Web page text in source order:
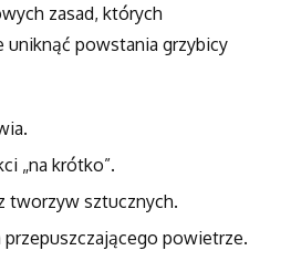
zasad, których
uniknąć powstania grzybicy
„na krótko”.
tworzyw sztucznych.
powietrze.